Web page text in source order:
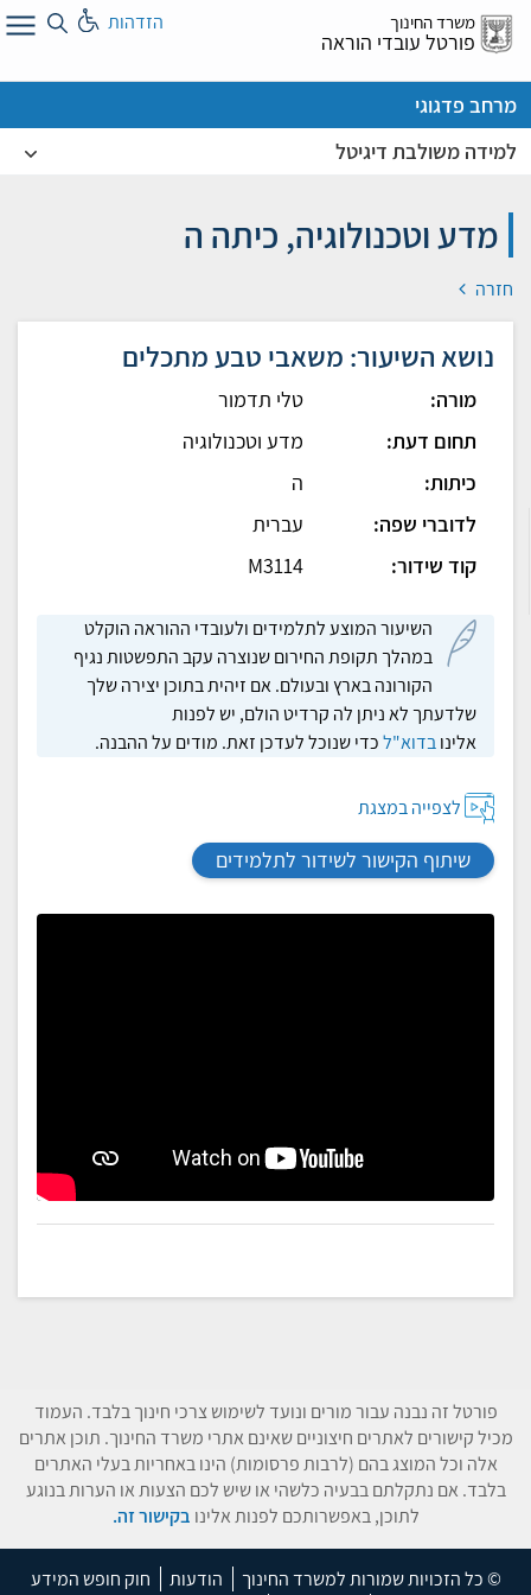
דלג
אל
משרד החינוך
פורטל עובדי הוראה
הזדהות
מרחב פדגוגי
למידה משולבת דיגיטל
מדע וטכנולוגיה, כיתה ה
חזרה
נושא השיעור: משאבי טבע מתכלים
מורה:
טלי תדמור
תחום דעת:
מדע וטכנולוגיה
כיתות:
ה
לדוברי שפה:
עברית
קוד שידור:
M3114
השיעור המוצע לתלמידים ולעובדי ההוראה הוקלט
במהלך תקופת החירום שנוצרה עקב התפשטות נגיף
הקורונה בארץ ובעולם. אם זיהית בתוכן יצירה שלך
שלדעתך לא ניתן לה קרדיט הולם, יש לפנות
אלינובדוא"לכדי שנוכל לעדכן זאת. מודים על ההבנה.
לצפייה במצגת
שיתוף הקישור לשידור לתלמידים
פורטל זה נבנה עבור מורים ונועד לשימוש צרכי חינוך בלבד. העמוד
מכיל קישורים לאתרים חיצוניים שאינם אתרי משרד החינוך. תוכן אתרים
אלה וכל המוצג בהם (לרבות פרסומות) הינו באחריות בעלי האתרים
בלבד. אם נתקלתם בבעיה כלשהי או שיש לכם הצעות או הערות בנוגע
לתוכן, באפשרותכם לפנות אלינו בקישור זה.
© כל הזכויות שמורות למשרד החינוך הודעות
חוק חופש המידע